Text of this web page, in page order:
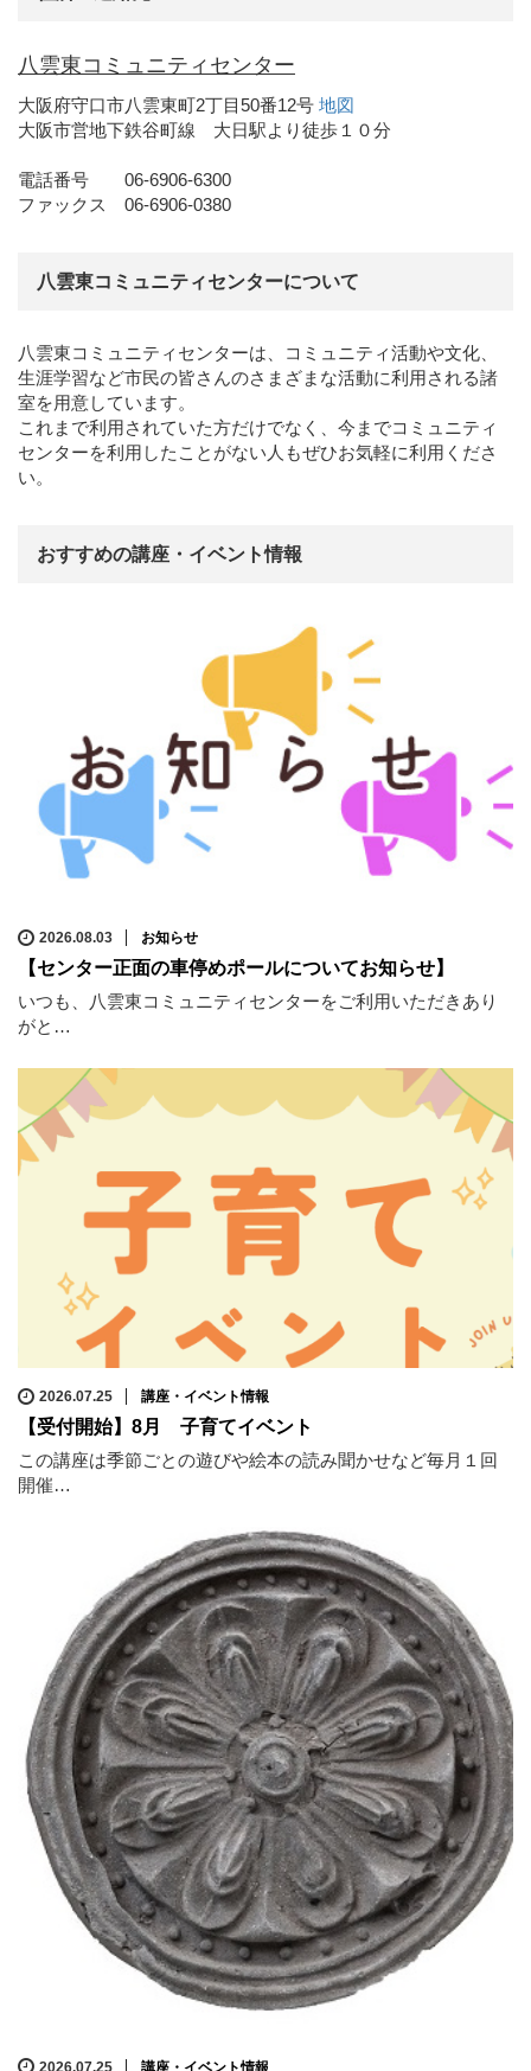
八雲東コミュニティセンター
大阪府守口市八雲東町2丁目50番12号 地図
大阪市営地下鉄谷町線 大日駅より徒歩１０分
電話番号 06-6906-6300
ファックス 06-6906-0380
八雲東コミュニティセンターについて
八雲東コミュニティセンターは、コミュニティ活動や文化、
生涯学習など市民の皆さんのさまざまな活動に利用される諸
室を用意しています。
これまで利用されていた方だけでなく、今までコミュニティ
センターを利用したことがない人もぜひお気軽に利用くださ
い。
おすすめの講座・イベント情報
2026.08.03 お知らせ
【センター正面の車停めポールについてお知らせ】
いつも、八雲東コミュニティセンターをご利用いただきあり
がと…
2026.07.25 講座・イベント情報
【受付開始】8月 子育てイベント
この講座は季節ごとの遊びや絵本の読み聞かせなど毎月１回
開催…
2026.07.25 講座・イベント情報